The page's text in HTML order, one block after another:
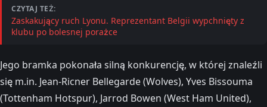
CZYTAJ TEŻ:
Zaskakujący ruch Lyonu. Reprezentant Belgii wypchnięty z
klubu po bolesnej porażce
Jego bramka pokonała silną konkurencję, w której znaleźli
się m.in. Jean-Ricner Bellegarde (Wolves), Yves Bissouma
(Tottenham Hotspur), Jarrod Bowen (West Ham United),